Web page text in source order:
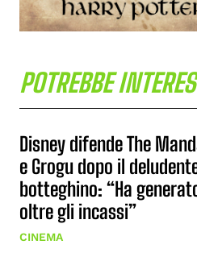
POTREBBE
Disney difende The
e Grogu dopo il
botteghino: “Ha
oltre gli incassi”
CINEMA